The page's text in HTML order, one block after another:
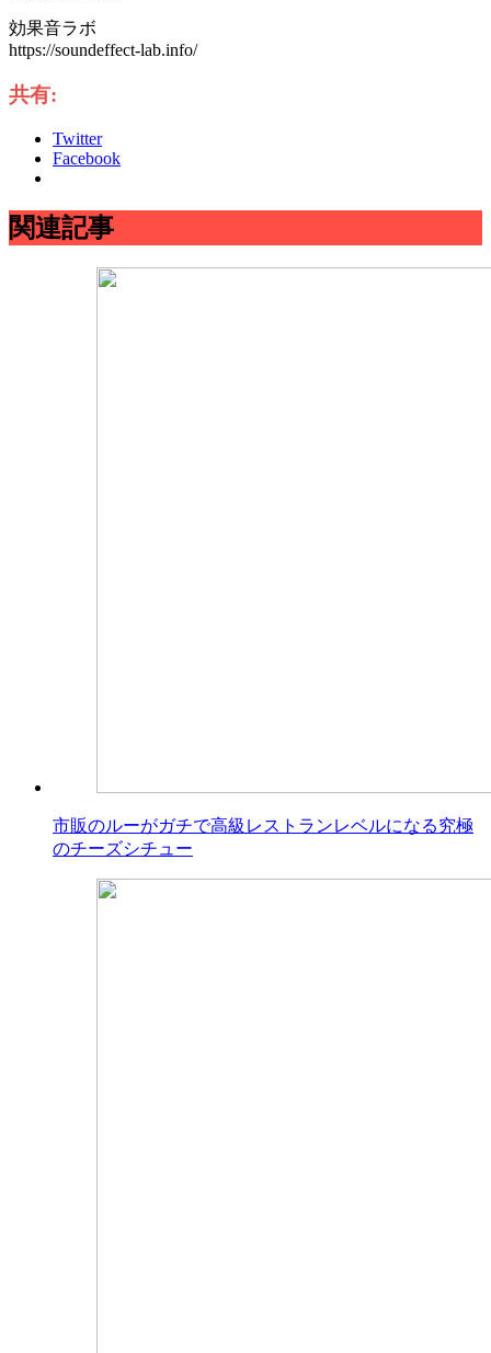
効果音ラボ
https://soundeffect-lab.info/
共有:
Twitter
Facebook
関連記事
市販のルーがガチで高級レストランレベルになる究極
のチーズシチュー